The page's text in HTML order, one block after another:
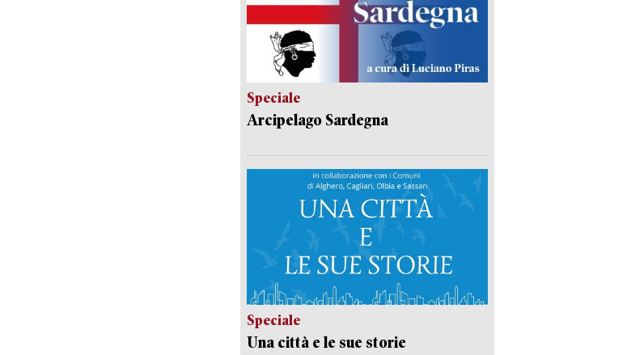
Speciale
Arcipelago Sardegna
Speciale
Una città e le sue storie